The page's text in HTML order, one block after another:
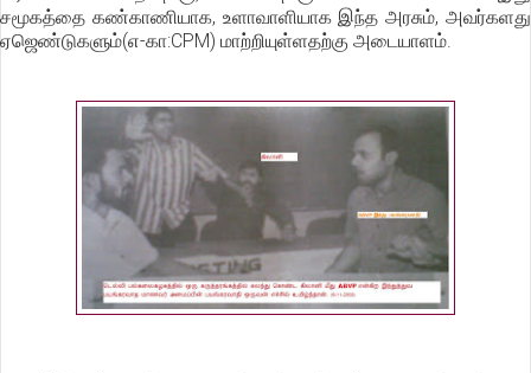
சமூகத்தை கண்காணியாக, உளாவாளியாக இந்த அரசும், அவர்களது
ஏஜெண்டுகளும்(எ-கா:CPM) மாற்றியுள்ளதற்கு அடையாளம்.